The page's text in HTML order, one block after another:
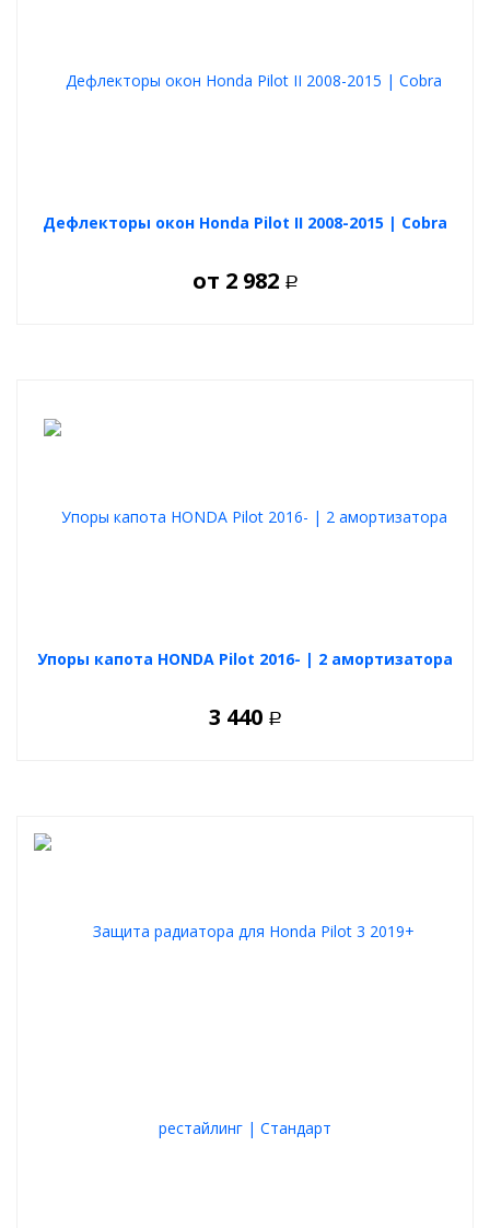
Дефлекторы окон Honda Pilot II 2008-2015 | Cobra
от 2 982 Р
Упоры капота HONDA Pilot 2016- | 2 амортизатора
3 440 Р